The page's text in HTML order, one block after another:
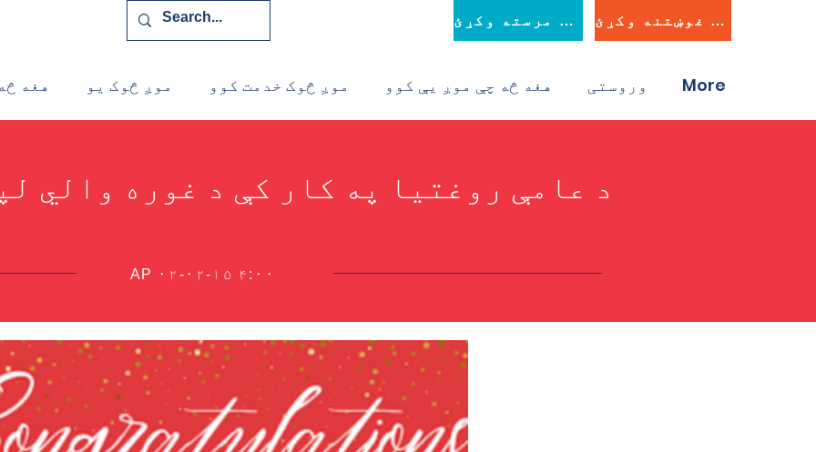
همدا اوس مرسته وکړئ د مرستې غوښتنه وکړئ
هغه موږ څوک یو موږ څوک خدمت کوو هغه څه چې موږ یې کوو وروستی More
د عامې روغتیا په کار کې د غوره والي
AP ۰۲-۰۲-۱۵ ۴:۰۰